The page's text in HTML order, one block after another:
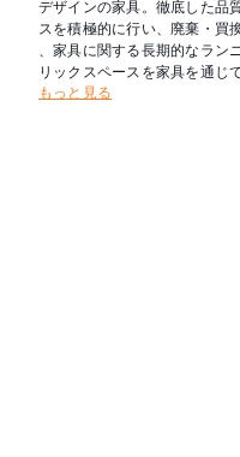
デザインの家具。徹底した品
スを積極的に行い、廃棄・買
、家具に関する長期的なラン
リックスペースを家具を通じ
もっと見る